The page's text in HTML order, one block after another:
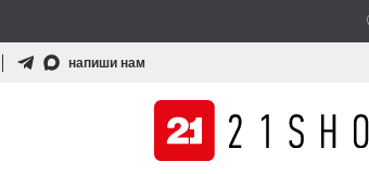
напиши нам